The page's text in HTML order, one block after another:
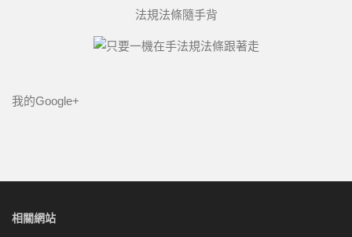
法規法條隨手背
我的Google+
相關網站